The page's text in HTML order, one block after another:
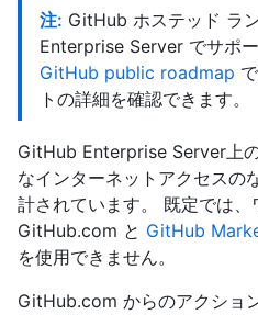
注: GitHub ホステッド ラ
Enterprise Server でサポー
GitHub public roadmap
トの詳細を確認できます。
GitHub Enterprise Server上
なインターネットアクセスの
計されています。 既定では、
GitHub.com と GitHub
を使用できません。
GitHub.com からのアクショ